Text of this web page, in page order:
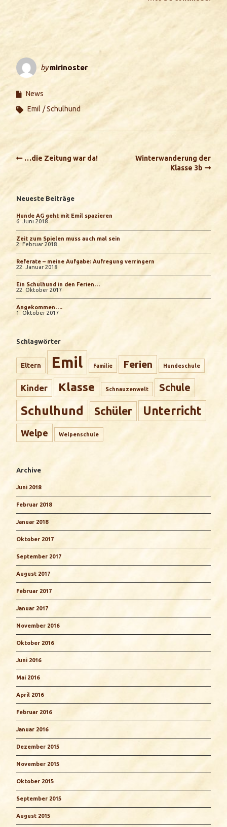
bymirinoster
News
Emil
Schulhund
…die Zeitung war da!
Winterwanderung der
Klasse 3b
Neueste Beiträge
Hunde AG geht mit Emil spazieren
6. Juni 2018
Zeit zum Spielen muss auch mal sein
2. Februar 2018
Referate – meine Aufgabe: Aufregung verringern
22. Januar 2018
Ein Schulhund in den Ferien…
22. Oktober 2017
Angekommen….
1. Oktober 2017
Schlagwörter
Eltern Emil Familie Ferien Hundeschule
Kinder Klasse Schnauzenwelt Schule
Schulhund Schüler Unterricht
Welpe Welpenschule
Archive
Juni 2018
Februar 2018
Januar 2018
Oktober 2017
September 2017
August 2017
Februar 2017
Januar 2017
November 2016
Oktober 2016
Juni 2016
Mai 2016
April 2016
Februar 2016
Januar 2016
Dezember 2015
November 2015
Oktober 2015
September 2015
August 2015